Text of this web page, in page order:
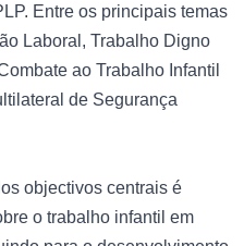
Entre os principais temas
Laboral, Trabalho Digno
ao Trabalho Infantil
de Segurança
objectivos centrais é
o trabalho infantil em